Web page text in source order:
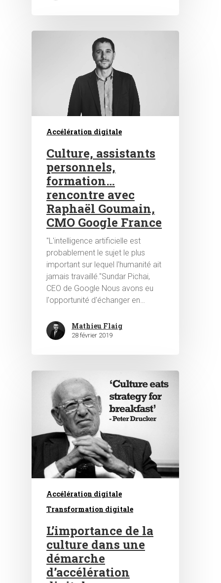
Accélération digitale
Culture, assistants
personnels,
formation…
rencontre avec
Raphaël Goumain,
CMO Google France
"L'intelligence artificielle est
probablement le sujet le plus
important sur lequel l'humanité ait
jamais travaillé."Sundar Pichai,
CEO de Google Nous avons eu
l'opportunité d'échanger en…
Mathieu Flaig
28 février 2019
Accélération digitale
Transformation digitale
L’importance de la
culture dans une
démarche
d’accélération